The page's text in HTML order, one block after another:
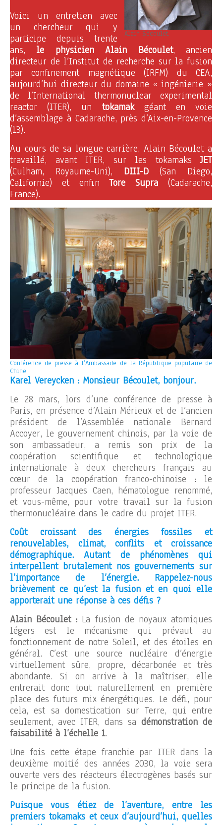
Alain Bécoulet.
Voici un entretien avec
un chercheur qui y
participe depuis trente
ans, le physicien Alain Bécoulet, ancien
directeur de l’Institut de recherche sur la fusion
par confinement magnétique (IRFM) du CEA,
aujourd’hui directeur du domaine « ingénierie »
de l’International thermonuclear experimental
reactor (ITER), un tokamakgéant en voie
d’assemblage à Cadarache, près d’Aix-en-Provence
(13).
Au cours de sa longue carrière, Alain Bécoulet a
travaillé, avant ITER, sur les tokamaksJET
(Culham, Royaume-Uni), DIII-D(San Diego,
Californie) et enfinTore Supra (Cadarache,
France).
Conférence de presse à l’Ambassade de la République populaire de
Chine.
Karel Vereycken : Monsieur Bécoulet, bonjour.
Le 28 mars, lors d’une conférence de presse à
Paris, en présence d’Alain Mérieux et de l’ancien
président de l’Assemblée nationale Bernard
Accoyer, le gouvernement chinois, par la voie de
son ambassadeur, a remis son prix de la
coopération scientifique et technologique
internationale à deux chercheurs français au
cœur de la coopération franco-chinoise : le
professeur Jacques Caen, hématologue renommé,
et vous-même, pour votre travail sur la fusion
thermonucléaire dans le cadre du projet ITER.
Coût croissant des énergies fossiles et
renouvelables, climat, conflits et croissance
démographique. Autant de phénomènes qui
interpellent brutalement nos gouvernements sur
l’importance de l’énergie. Rappelez-nous
brièvement ce qu’est la fusion et en quoi elle
apporterait une réponse à ces défis ?
Alain Bécoulet : La fusion de noyaux atomiques
légers est le mécanisme qui prévaut au
fonctionnement de notre Soleil, et des étoiles en
général. C’est une source nucléaire d’énergie
virtuellement sûre, propre, décarbonée et très
abondante. Si on arrive à la maîtriser, elle
entrerait donc tout naturellement en première
place des futurs mix énergétiques. Le défi, pour
cela, est sa domestication sur Terre, qui entre
seulement, avec ITER, dans sa démonstration de
faisabilité à l’échelle 1.
Une fois cette étape franchie par ITER dans la
deuxième moitié des années 2030, la voie sera
ouverte vers des réacteurs électrogènes basés sur
le principe de la fusion.
Puisque vous étiez de l’aventure, entre les
premiers tokamaks et ceux d’aujourd’hui, quelles